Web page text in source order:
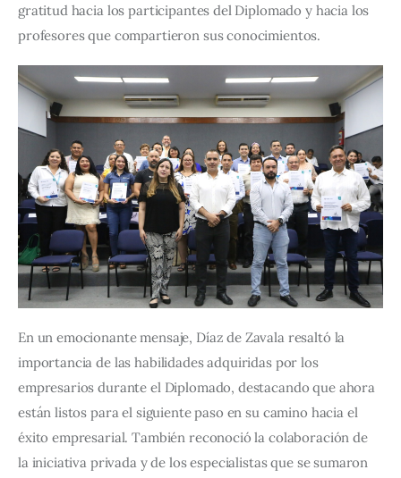
gratitud hacia los participantes del Diplomado y hacia los
profesores que compartieron sus conocimientos.
En un emocionante mensaje, Díaz de Zavala resaltó la
importancia de las habilidades adquiridas por los
empresarios durante el Diplomado, destacando que ahora
están listos para el siguiente paso en su camino hacia el
éxito empresarial. También reconoció la colaboración de
la iniciativa privada y de los especialistas que se sumaron